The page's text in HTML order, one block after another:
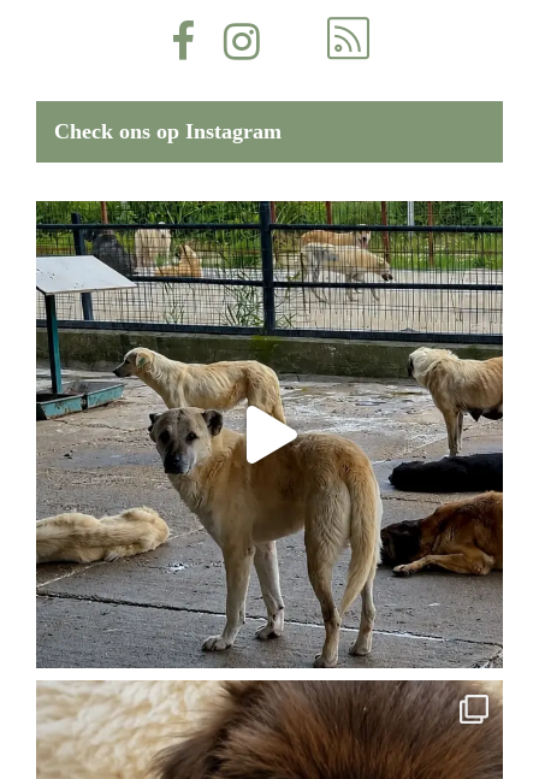
Check ons op Instagram